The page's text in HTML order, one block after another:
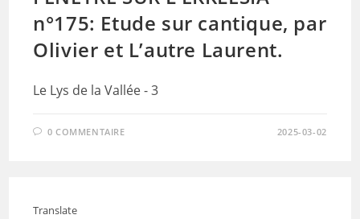
n°175: Etude sur cantique, par
Olivier et L’autre Laurent.
Le Lys de la Vallée - 3
0 COMMENTAIRE 2025-03-02
Translate